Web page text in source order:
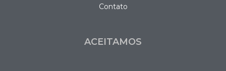
Contato
ACEITAMOS